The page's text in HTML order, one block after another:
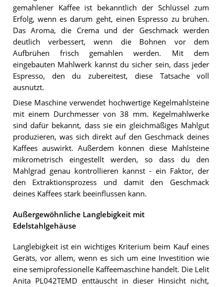
gemahlener Kaffee ist bekanntlich der Schlüssel zum
Erfolg, wenn es darum geht, einen Espresso zu brühen.
Das Aroma, die Crema und der Geschmack werden
deutlich verbessert, wenn die Bohnen vor dem
Aufbrühen frisch gemahlen werden. Mit dem
eingebauten Mahlwerk kannst du sicher sein, dass jeder
Espresso, den du zubereitest, diese Tatsache voll
ausnutzt.
Diese Maschine verwendet hochwertige Kegelmahlsteine
mit einem Durchmesser von 38 mm. Kegelmahlwerke
sind dafür bekannt, dass sie ein gleichmäßiges Mahlgut
produzieren, was sich direkt auf den Geschmack deines
Kaffees auswirkt. Außerdem können diese Mahlsteine
mikrometrisch eingestellt werden, so dass du den
Mahlgrad genau kontrollieren kannst - ein Faktor, der
den Extraktionsprozess und damit den Geschmack
deines Kaffees stark beeinflussen kann.
Außergewöhnliche Langlebigkeit mit
Edelstahlgehäuse
Langlebigkeit ist ein wichtiges Kriterium beim Kauf eines
Geräts, vor allem, wenn es sich um eine Investition wie
eine semiprofessionelle Kaffeemaschine handelt. Die Lelit
Anita PL042TEMD enttäuscht in dieser Hinsicht nicht,